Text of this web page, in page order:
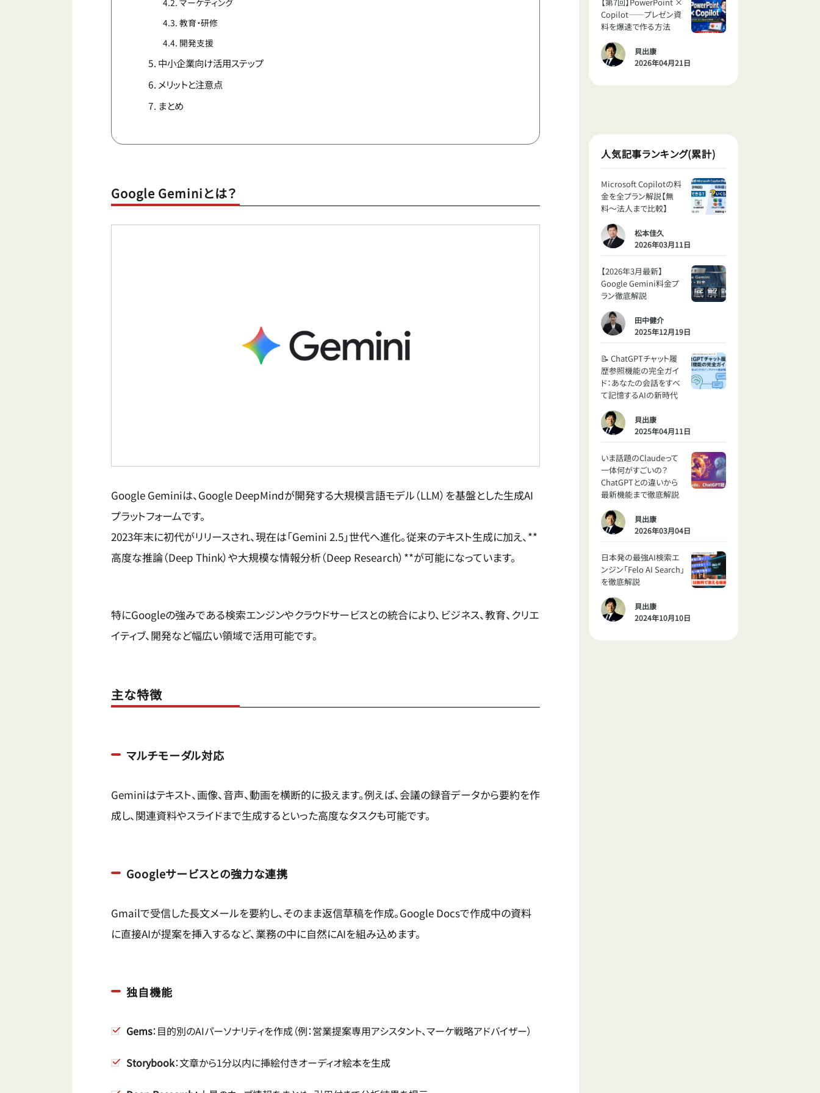
マーケティング
教育・研修
開発支援
中小企業向け活用ステップ
メリットと注意点
まとめ
Google Geminiとは？
Google Geminiは、Google DeepMindが開発する大規模言語モデル（LLM）を基盤とした生成AI
プラットフォームです。
2023年末に初代がリリースされ、現在は「Gemini 2.5」世代へ進化。従来のテキスト生成に加え、**
高度な推論（Deep Think）や大規模な情報分析（Deep Research）**が可能になっています。
特にGoogleの強みである検索エンジンやクラウドサービスとの統合により、ビジネス、教育、クリエ
イティブ、開発など幅広い領域で活用可能です。
主な特徴
マルチモーダル対応
Geminiはテキスト、画像、音声、動画を横断的に扱えます。例えば、会議の録音データから要約を作
成し、関連資料やスライドまで生成するといった高度なタスクも可能です。
Googleサービスとの強力な連携
Gmailで受信した長文メールを要約し、そのまま返信草稿を作成。Google Docsで作成中の資料
に直接AIが提案を挿入するなど、業務の中に自然にAIを組み込めます。
独自機能
Gems：目的別のAIパーソナリティを作成（例：営業提案専用アシスタント、マーケ戦略アドバイザー）
Storybook：文章から1分以内に挿絵付きオーディオ絵本を生成
Copilot——プレゼン資
料を爆速で作る方法
貝出康
2026年04月21日
人気記事ランキング(累計)
Microsoft Copilotの料
金を全プラン解説【無
料〜法人まで比較】
松本佳久
2026年03月11日
【2026年3月最新】
Google Gemini料金プ
ラン徹底解説
田中健介
2025年12月19日
📝 ChatGPTチャット履
歴参照機能の完全ガイ
ド：あなたの会話をすべ
て記憶するAIの新時代
貝出康
2025年04月11日
いま話題のClaudeって
一体何がすごいの？
ChatGPTとの違いから
最新機能まで徹底解説
貝出康
2026年03月04日
日本発の最強AI検索エ
ンジン「Felo AI Search」
を徹底解説
貝出康
2024年10月10日